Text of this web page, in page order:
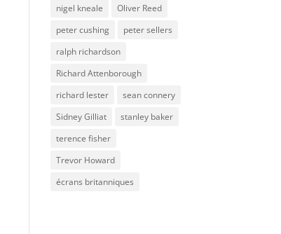
nigel kneale
Oliver Reed
peter cushing
peter sellers
ralph richardson
Richard Attenborough
richard lester
sean connery
Sidney Gilliat
stanley baker
terence fisher
Trevor Howard
écrans britanniques